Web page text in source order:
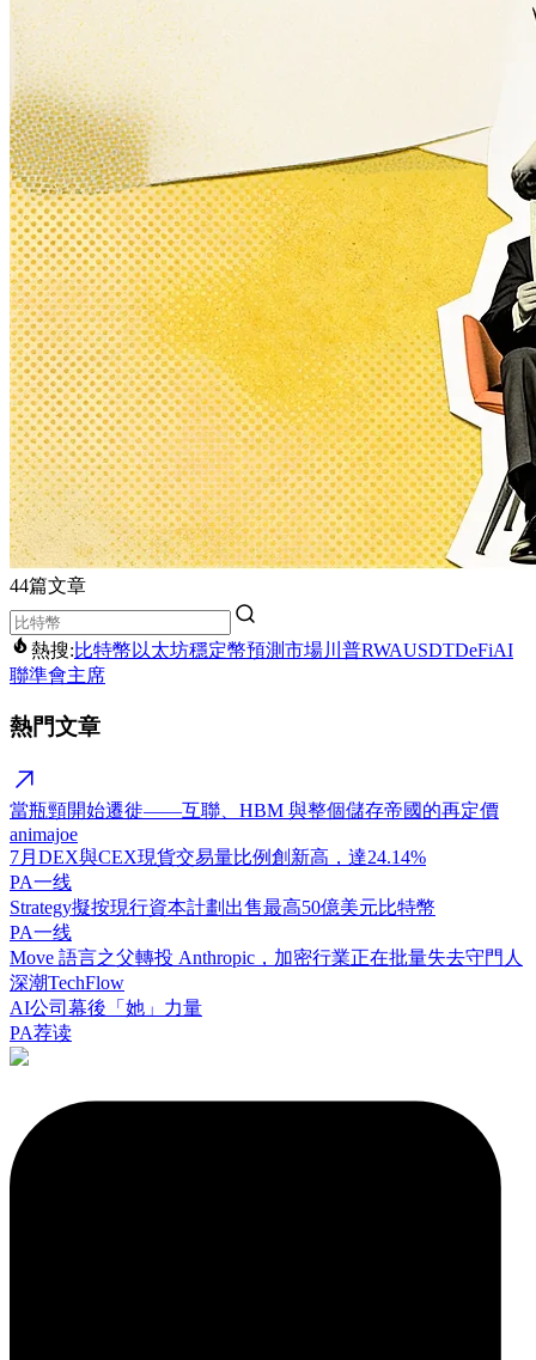
44篇文章
熱搜:比特幣 以太坊穩定幣預測市場川普RWAUSDTDeFiAI
聯準會主席
熱門文章
當瓶頸開始遷徙——互聯、HBM 與整個儲存帝國的再定價
animajoe
7月DEX與CEX現貨交易量比例創新高，達24.14%
PA一线
Strategy擬按現行資本計劃出售最高50億美元比特幣
PA一线
Move 語言之父轉投 Anthropic，加密行業正在批量失去守門人
深潮TechFlow
AI公司幕後「她」力量
PA荐读